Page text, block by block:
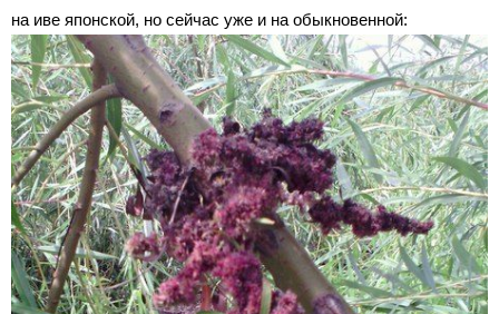
на иве японской, но сейчас уже и на обыкновенной: